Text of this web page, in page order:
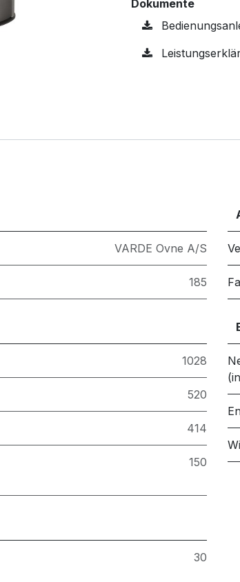
Dokumente
VARDE Ovne A/S
185
1028
520
414
150
30